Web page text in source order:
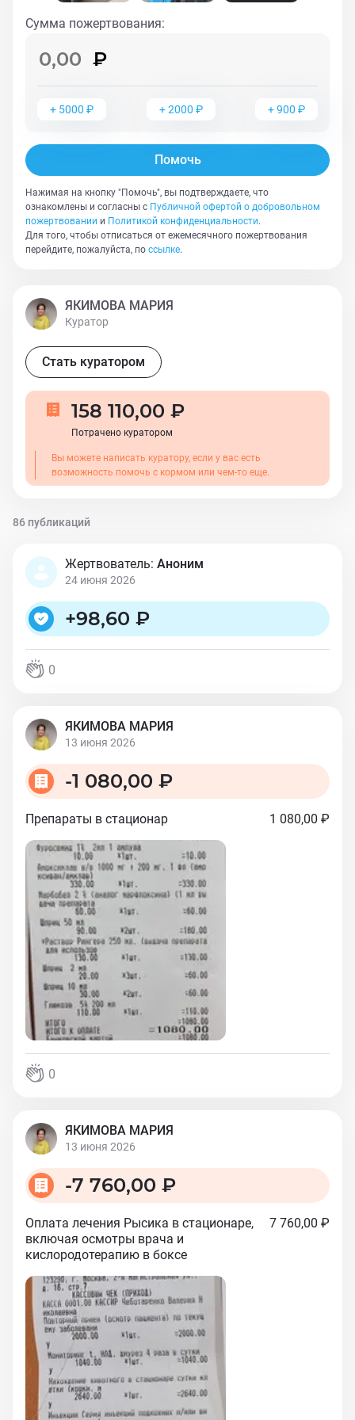
Сумма пожертвования:
+ 5000 ₽ +2000 ₽ +900 ₽
Помочь
Нажимая на кнопку "Помочь", вы подтверждаете, что
ознакомлены и согласны с Публичной офертой о добровольном
пожертвовании и Политикой конфиденциальности.
Для того, чтобы отписаться от ежемесячного пожертвования
перейдите, пожалуйста, по ссылке.
ЯКИМОВА МАРИЯ
Куратор
Стать куратором
158 110,00 ₽
Потрачено куратором
Вы можете написать куратору, если у вас есть
возможность помочь с кормом или чем-то еще.
86 публикаций
Жертвователь: Аноним
24 июня 2026
+98,60 ₽
0
ЯКИМОВА МАРИЯ
13 июня 2026
-1 080,00 ₽
Препараты в стационар 1 080,00 ₽
0
ЯКИМОВА МАРИЯ
13 июня 2026
-7 760,00 ₽
Оплата лечения Рысика в стационаре,
включая осмотры врача и
кислородотерапию в боксе
7 760,00 ₽